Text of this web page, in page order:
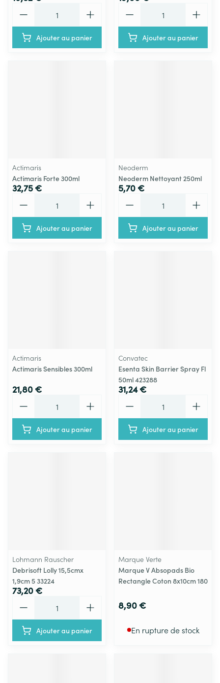
Ajouter au panier Ajouter au panier
Actimaris
Actimaris Forte 300ml
32,75 €
Ajouter au panier
Neoderm
Neoderm Nettoyant 250ml
5,70 €
Ajouter au panier
Actimaris
Actimaris Sensibles 300ml
21,80 €
Ajouter au panier
Convatec
Esenta Skin Barrier Spray Fl
50ml 423288
31,24 €
Ajouter au panier
Lohmann Rauscher
Debrisoft Lolly 15,5cmx
1,9cm 5 33224
73,20 €
Ajouter au panier
Marque Verte
Marque V Absopads Bio
Rectangle Coton 8x10cm 180
8,90 €
En rupture de stock